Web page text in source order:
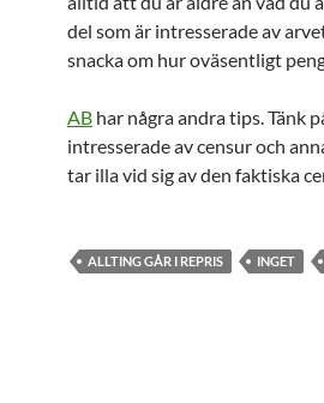
del som är intresserade av
snacka om hur oväsentligt
AB har några andra tips. Tänk
intresserade av censur och
tar illa vid sig av den faktiska
ALLTING GÅR I REPRIS INGET